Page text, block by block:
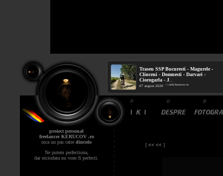
Traseu SSP Bucuresti - Magurele -
Clinceni - Domnesti - Darvari -
Ciorogarla - J...
07 august 2026 / via mtb.kerucov.ro
proiect personal
freelancer KERUCOV .ro
inca un pas catre dincolo
Ne putem perfectiona,
dar niciodata nu vom fi perfecti.
[<< << ]